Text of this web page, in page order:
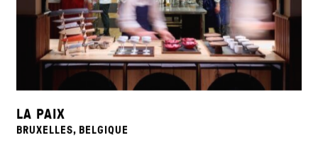
LA PAIX
BRUXELLES, BELGIQUE